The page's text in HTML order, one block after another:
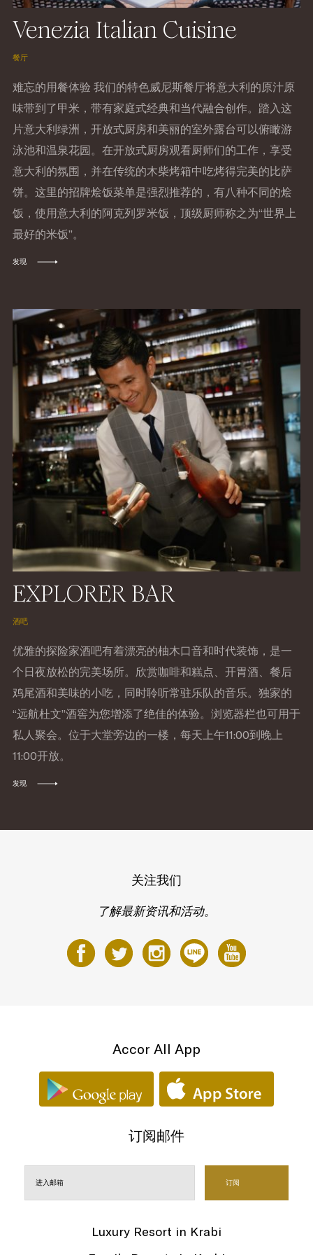
Venezia Italian Cuisine
餐厅
难忘的用餐体验 我们的特色威尼斯餐厅将意大利的原汁原
味带到了甲米，带有家庭式经典和当代融合创作。踏入这
片意大利绿洲，开放式厨房和美丽的室外露台可以俯瞰游
泳池和温泉花园。在开放式厨房观看厨师们的工作，享受
意大利的氛围，并在传统的木柴烤箱中吃烤得完美的比萨
饼。这里的招牌烩饭菜单是强烈推荐的，有八种不同的烩
饭，使用意大利的阿克列罗米饭，顶级厨师称之为“世界上
最好的米饭”。
发现
EXPLORER BAR
酒吧
优雅的探险家酒吧有着漂亮的柚木口音和时代装饰，是一
个日夜放松的完美场所。欣赏咖啡和糕点、开胃酒、餐后
鸡尾酒和美味的小吃，同时聆听常驻乐队的音乐。独家的
“远航杜文”酒窖为您增添了绝佳的体验。浏览器栏也可用于
私人聚会。位于大堂旁边的一楼，每天上午11:00到晚上
11:00开放。
发现
关注我们
了解最新资讯和活动。
Accor All App
订阅邮件
Luxury Resort in Krabi